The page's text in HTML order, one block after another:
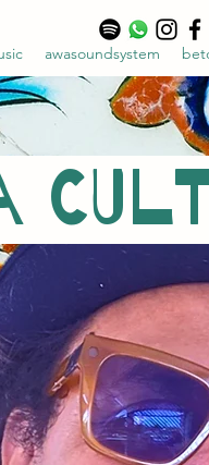
awasoundsystem